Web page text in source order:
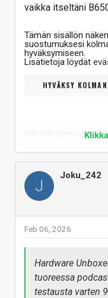
vaikka itseltäni
Tämän sisällön
suostumuksesi
hyväksymiseen.
Lisätietoja löydät
HYVÄKSY
Linkki: https://
Vastaa
J
Joku_242
Feb 06, 2026
Hardware
tuoreessa
testausta varten